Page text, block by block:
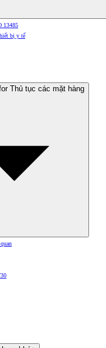
13485
bị y tế
Thủ tục các mặt hàng